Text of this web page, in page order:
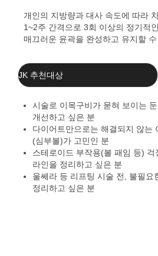
개인의 지방량과 대사 속도에 따라
1~2주 간격으로 3회 이상의 정기적
매끄러운 윤곽을 완성하고 유지할 수
JK 추천대상
시술로 이목구비가 묻혀 보이는
개선하고 싶은 분
다이어트만으로는 해결되지 않는
(심부볼)가 고민인 분
스테로이드 부작용(볼 패임 등) 걱
라인을 정리하고 싶은 분
울쎄라 등 리프팅 시술 전, 불필요
정리하고 싶은 분